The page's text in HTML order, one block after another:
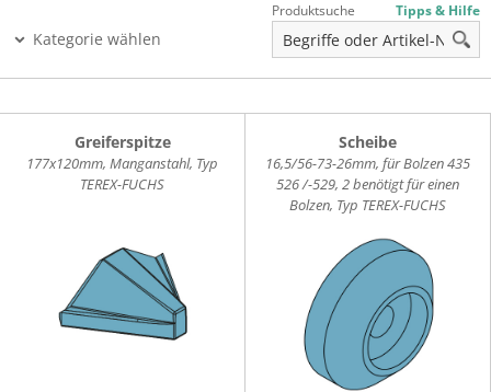
Kategorie wählen
Produktsuche Tipps & Hilfe
Greiferspitze
177x120mm, Manganstahl, Typ
TEREX-FUCHS
Scheibe
16,5/56-73-26mm, für Bolzen 435
526 /-529, 2 benötigt für einen
Bolzen, Typ TEREX-FUCHS